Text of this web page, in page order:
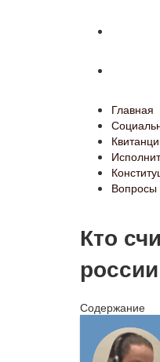
Главная
Вопросы
Кто
россии
Содержание